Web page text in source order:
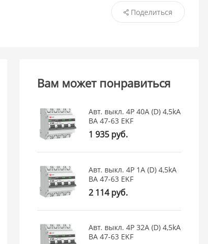
Поделиться
Вам может понравиться
Авт. выкл. 4P 40А (D) 4,5kA
ВА 47-63 EKF
1 935 руб.
Авт. выкл. 4P 1А (D) 4,5kA
ВА 47-63 EKF
2 114 руб.
Авт. выкл. 4P 32А (D) 4,5kA
ВА 47-63 EKF